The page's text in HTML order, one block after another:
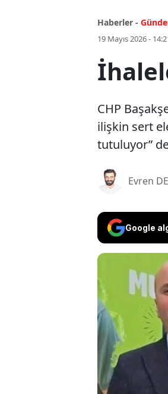
Haberler -
19 Mayıs 2026 -
CHP
ilişkin sert
tutuluyor”
Evren
Google